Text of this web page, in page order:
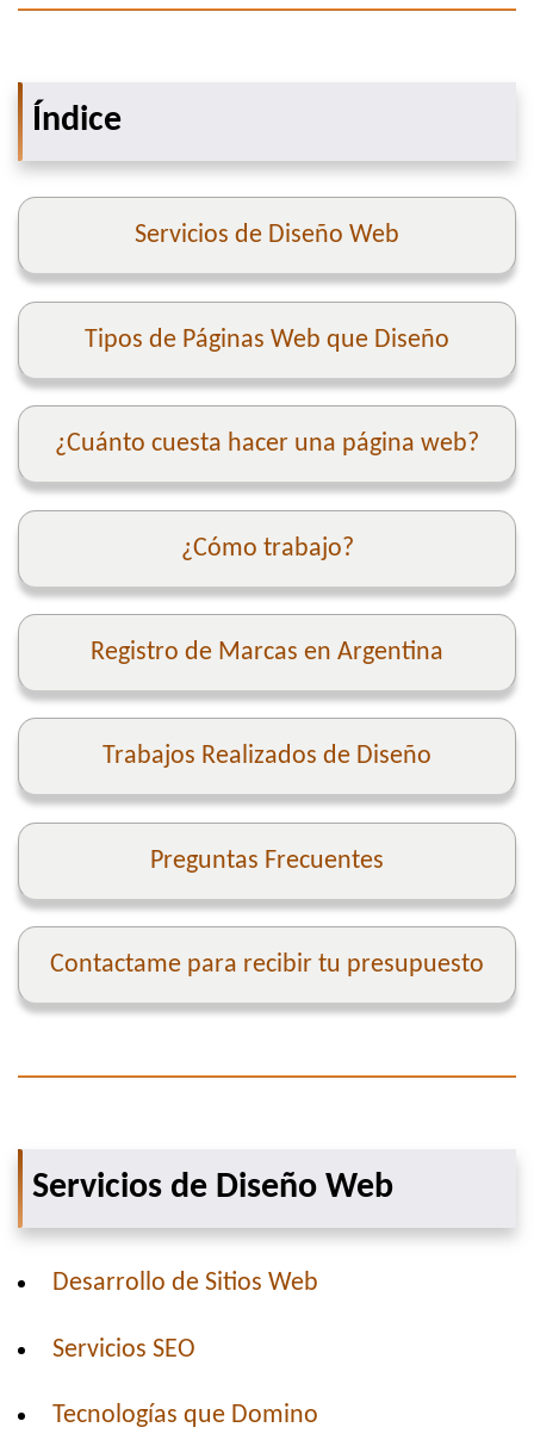
Índice
Servicios de Diseño Web
Tipos de Páginas Web que Diseño
¿Cuánto cuesta hacer una página web?
¿Cómo trabajo?
Registro de Marcas en Argentina
Trabajos Realizados de Diseño
Preguntas Frecuentes
Contactame para recibir tu presupuesto
Servicios de Diseño Web
Desarrollo de Sitios Web
Servicios SEO
Tecnologías que Domino